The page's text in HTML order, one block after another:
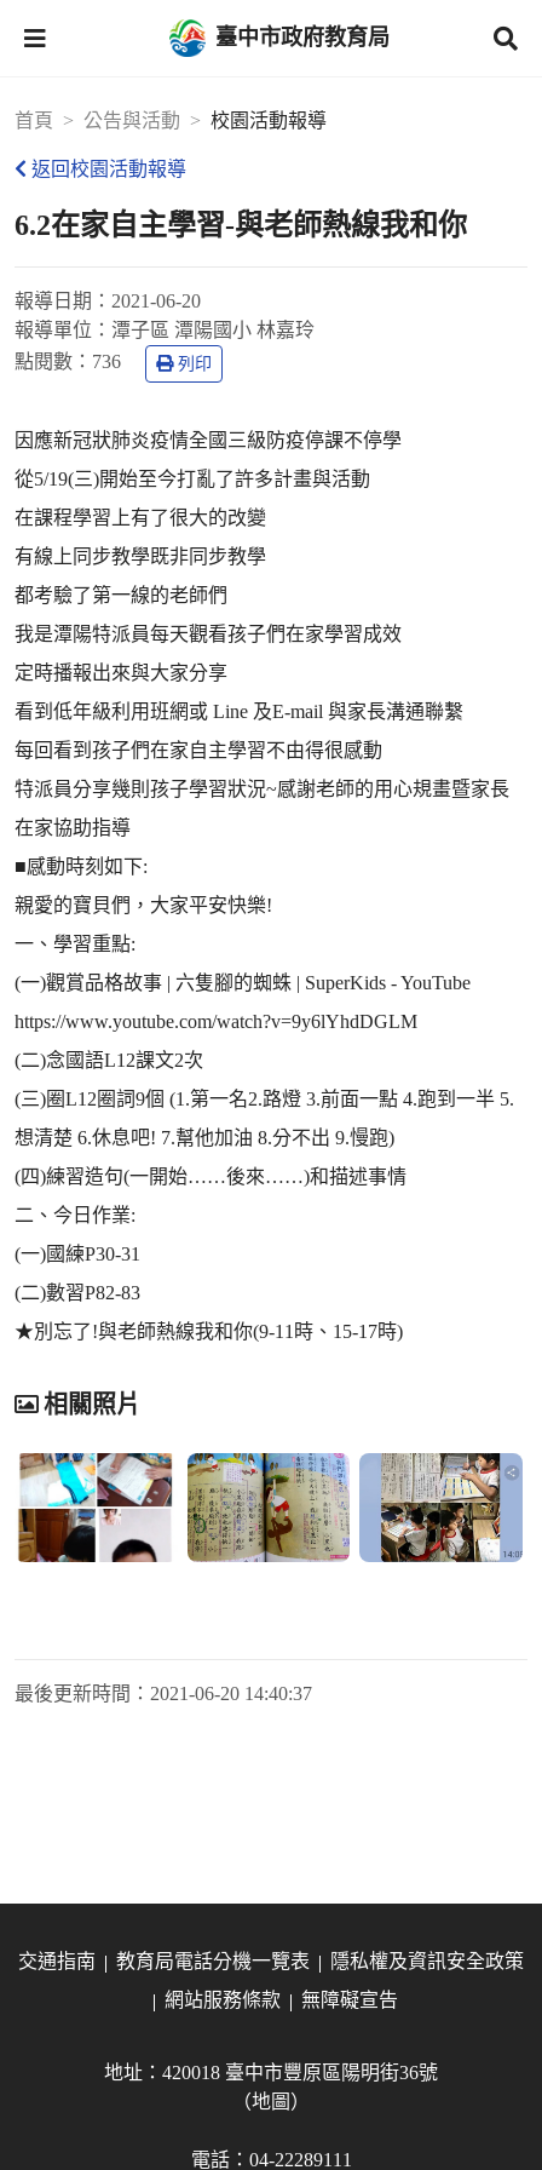
臺中市政府教育局
首頁 公告與活動 校園活動報導
返回校園活動報導
6.2在家自主學習-與老師熱線我和你
報導日期： 2021-06-20
報導單位： 潭子區 潭陽國小 林嘉玲
點閱數： 736 列印
因應新冠狀肺炎疫情全國三級防疫停課不停學
從5/19(三)開始至今打亂了許多計畫與活動
在課程學習上有了很大的改變
有線上同步教學既非同步教學
都考驗了第一線的老師們
我是潭陽特派員每天觀看孩子們在家學習成效
定時播報出來與大家分享
看到低年級利用班網或 Line 及E-mail 與家長溝通聯繫
每回看到孩子們在家自主學習不由得很感動
特派員分享幾則孩子學習狀況~感謝老師的用心規畫暨家長
在家協助指導
■感動時刻如下:
親愛的寶貝們，大家平安快樂!
一、學習重點:
(一)觀賞品格故事 | 六隻腳的蜘蛛 | SuperKids - YouTube
https://www.youtube.com/watch?v=9y6lYhdDGLM
(二)念國語L12課文2次
(三)圈L12圈詞9個 (1.第一名2.路燈 3.前面一點 4.跑到一半 5.
想清楚 6.休息吧! 7.幫他加油 8.分不出 9.慢跑)
(四)練習造句(一開始……後來……)和描述事情
二、今日作業:
(一)國練P30-31
(二)數習P82-83
★別忘了!與老師熱線我和你(9-11時、15-17時)
相關照片
最後更新時間： 2021-06-20 14:40:37
交通指南 教育局電話分機一覽表
隱私權及資訊安全政策
網站服務條款
無障礙宣告
地址：420018 臺中市豐原區陽明街36號
（地圖）
電話：04-22289111